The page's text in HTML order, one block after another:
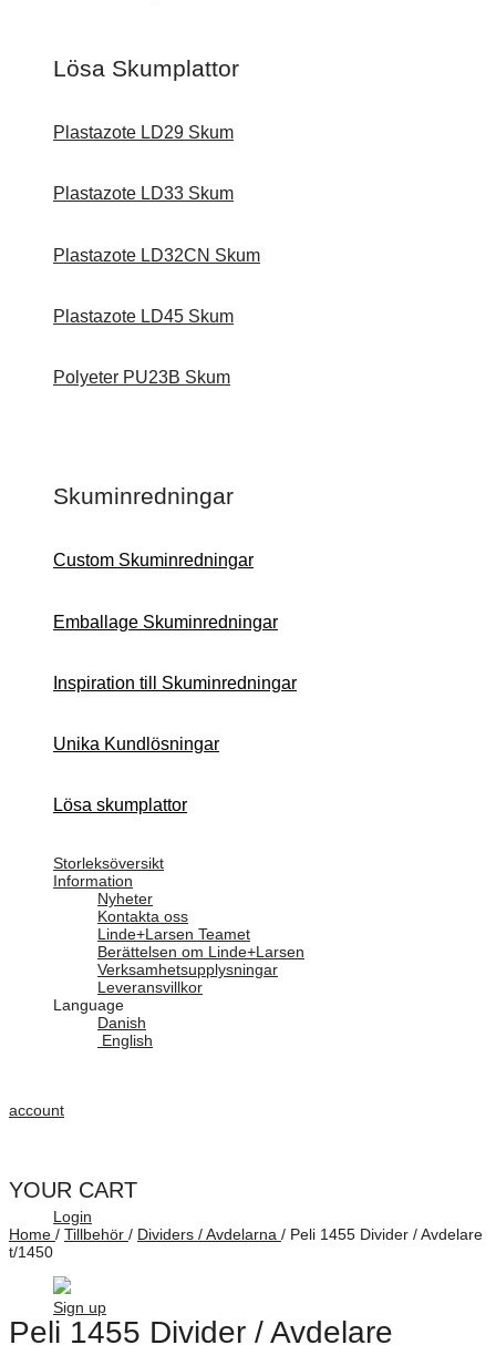
Lösa Skumplattor
Plastazote LD29 Skum
Plastazote LD33 Skum
Plastazote LD32CN Skum
Plastazote LD45 Skum
Polyeter PU23B Skum
Skuminredningar
Custom Skuminredningar
Emballage Skuminredningar
Inspiration till Skuminredningar
Unika Kundlösningar
Lösa skumplattor
Storleksöversikt
Information
Nyheter
Kontakta oss
Linde+Larsen Teamet
Berättelsen om Linde+Larsen
Verksamhetsupplysningar
Leveransvillkor
Language
Danish
English
account
Login
Sign up
YOUR CART
Home / Tillbehör / Dividers / Avdelarna / Peli 1455 Divider / Avdelare
t/1450
Peli 1455 Divider / Avdelare